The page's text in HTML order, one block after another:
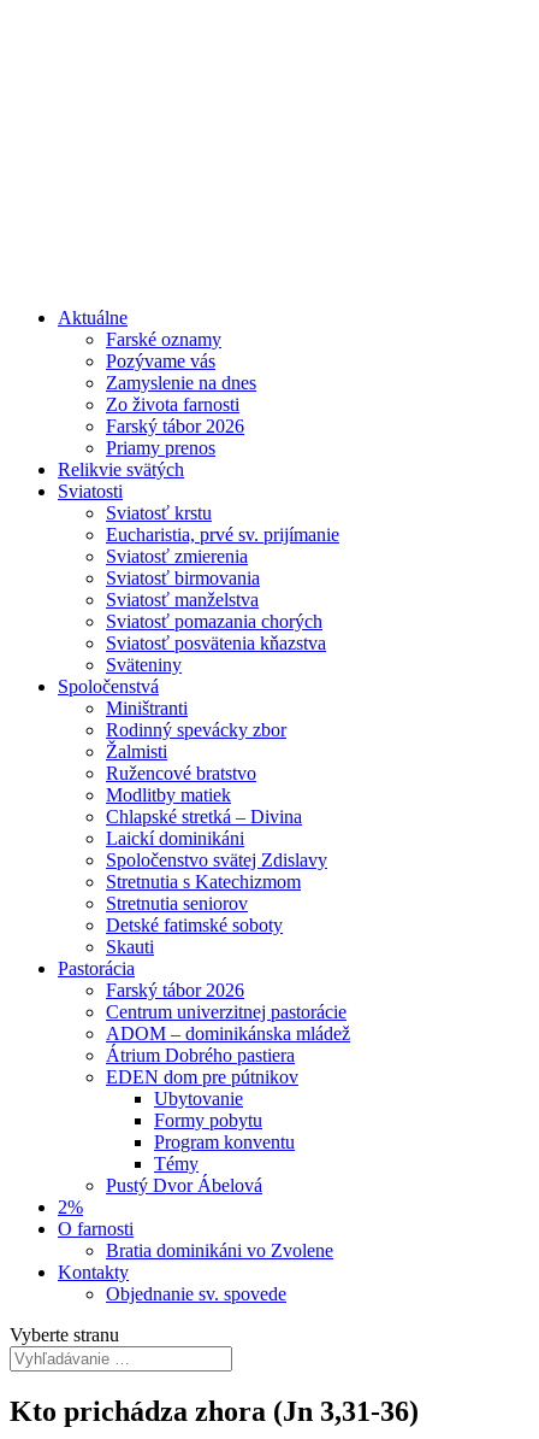
Aktuálne
Farské oznamy
Pozývame vás
Zamyslenie na dnes
Zo života farnosti
Farský tábor 2026
Priamy prenos
Relikvie svätých
Sviatosti
Sviatosť krstu
Eucharistia, prvé sv. prijímanie
Sviatosť zmierenia
Sviatosť birmovania
Sviatosť manželstva
Sviatosť pomazania chorých
Sviatosť posvätenia kňazstva
Sväteniny
Spoločenstvá
Miništranti
Rodinný spevácky zbor
Žalmisti
Ružencové bratstvo
Modlitby matiek
Chlapské stretká – Divina
Laickí dominikáni
Spoločenstvo svätej Zdislavy
Stretnutia s Katechizmom
Stretnutia seniorov
Detské fatimské soboty
Skauti
Pastorácia
Farský tábor 2026
Centrum univerzitnej pastorácie
ADOM – dominikánska mládež
Átrium Dobrého pastiera
EDEN dom pre pútnikov
Ubytovanie
Formy pobytu
Program konventu
Témy
Pustý Dvor Ábelová
2%
O farnosti
Bratia dominikáni vo Zvolene
Kontakty
Objednanie sv. spovede
Vyberte stranu
Kto prichádza zhora (Jn 3,31-36)